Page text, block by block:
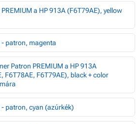
a HP 913A (F6T79AE), yellow
- patron, magenta
Patron PREMIUM a HP 913A
F6T78AE, F6T79AE), black + color
patron, cyan (azúrkék)